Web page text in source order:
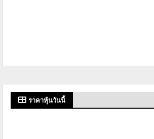
ราคาหุ้นวันนี้